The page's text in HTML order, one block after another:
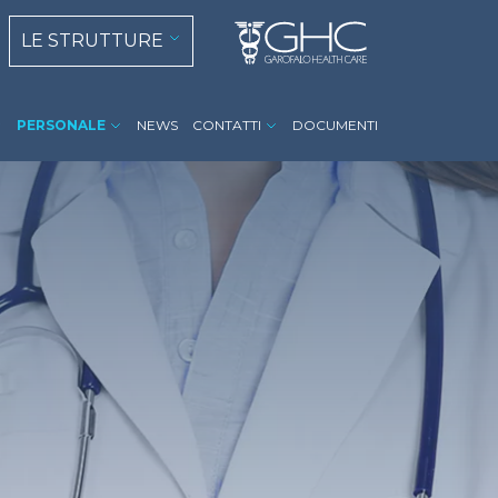
navigation
LE STRUTTURE
PERSONALE NEWS CONTATTI DOCUMENTI